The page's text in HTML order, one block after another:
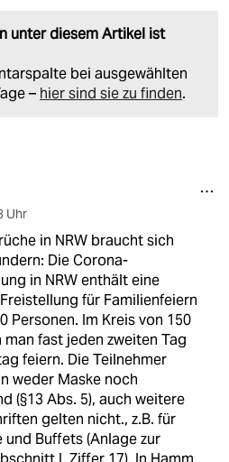
unter diesem Artikel ist
bei ausgewählten
– hier sind sie zu finden.
Uhr
in NRW braucht sich
Die Corona-
in NRW enthält eine
für Familienfeiern
Personen. Im Kreis von 150
man fast jeden zweiten Tag
feiern. Die Teilnehmer
weder Maske noch
(§13 Abs. 5), auch weitere
gelten nicht., z.B. für
Buffets (Anlage zur